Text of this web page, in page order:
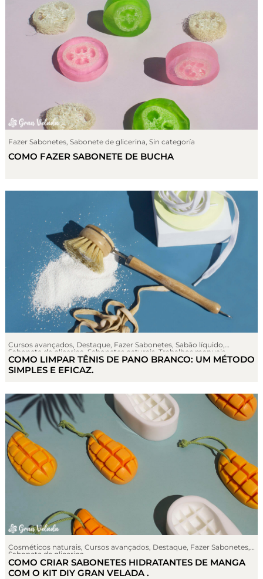
Fazer Sabonetes Sabonete de glicerina Sin categoría
COMO FAZER SABONETE DE BUCHA
Cursos avançados Destaque Fazer Sabonetes Sabão líquido
Sabonete de glicerina Sabonetes naturais Trabalhos manuais
COMO LIMPAR TÊNIS DE PANO BRANCO: UM MÉTODO
SIMPLES E EFICAZ.
Cosméticos naturais, Cursos avançados, Destaque, Fazer Sabonetes,
Sabonete de glicerina
COMO CRIAR SABONETES HIDRATANTES DE MANGA
COM O KIT DIY GRAN VELADA .